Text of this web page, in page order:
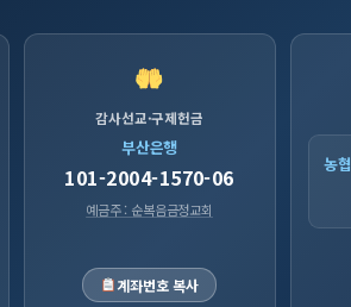
감사선교·구제헌금
부산은행
101-2004-1570-06
예금주 : 순복음금정교회
계좌번호 복사
농협